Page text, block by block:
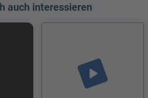
auch interessieren
play_arrow